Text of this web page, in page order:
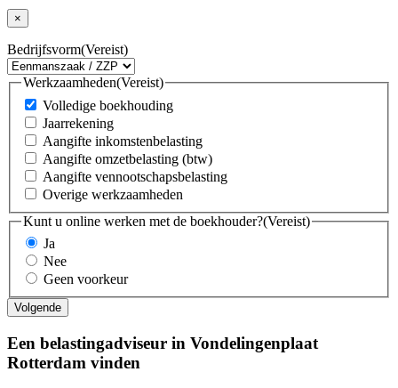
×
Bedrijfsvorm(Vereist)
Werkzaamheden(Vereist)
Volledige boekhouding
Jaarrekening
Aangifte inkomstenbelasting
Aangifte omzetbelasting (btw)
Aangifte vennootschapsbelasting
Overige werkzaamheden
Kunt u online werken met de boekhouder?(Vereist)
Ja
Nee
Geen voorkeur
Een belastingadviseur in Vondelingenplaat
Rotterdam vinden